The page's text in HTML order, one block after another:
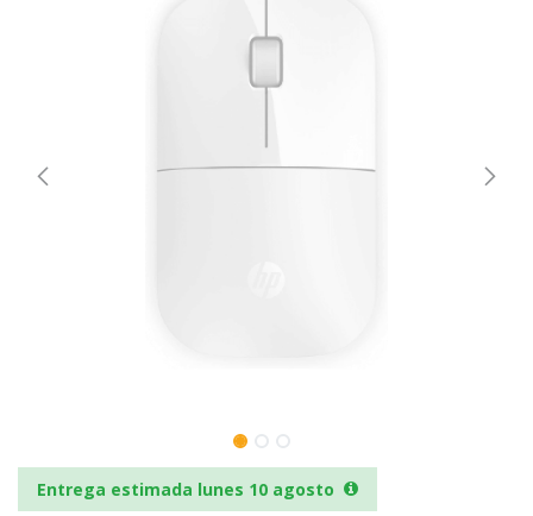
Entrega estimada lunes 10 agosto